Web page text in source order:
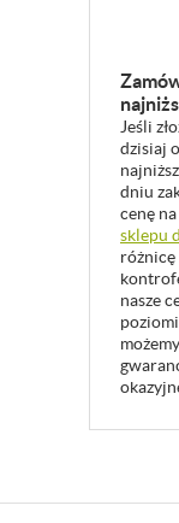
Jeśli
dzisiaj
dniu
cenę
sklepu
nasze